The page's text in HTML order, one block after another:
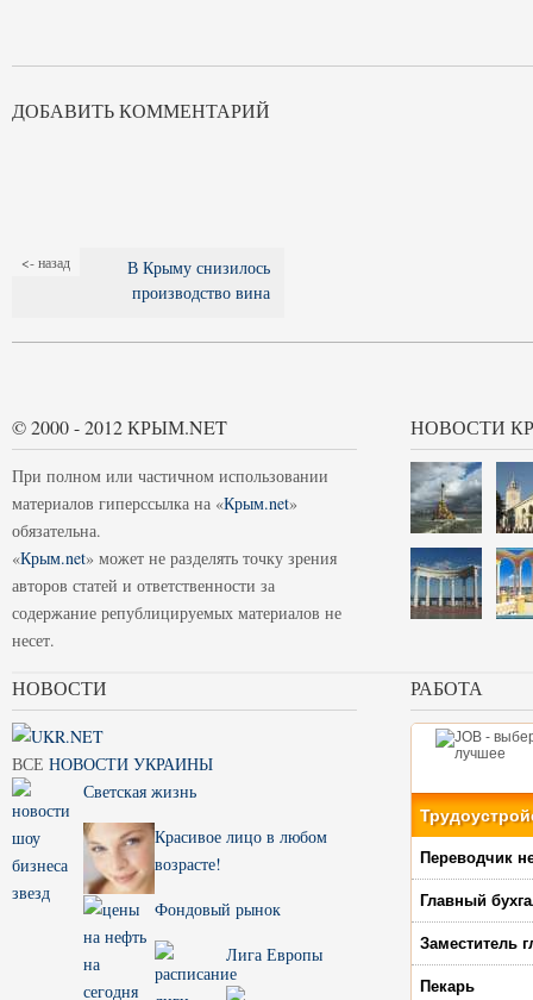
ДОБАВИТЬ КОММЕНТАРИЙ
<- назад
В Крыму снизилось
производство вина
© 2000 - 2012 КРЫМ.NET
При полном или частичном использовании
материалов гиперссылка на «Крым.net»
обязательна.
«Крым.net» может не разделять точку зрения
авторов статей и ответственности за
содержание републицируемых материалов не
несет.
НОВОСТИ
НОВОСТИ
ВСЕ НОВОСТИ УКРАИНЫ
Светская жизнь
Красивое лицо в любом
возрасте!
Фондовый рынок
Лига Европы
РАБОТА
Переводчик
Главный
Заместитель
Пекарь